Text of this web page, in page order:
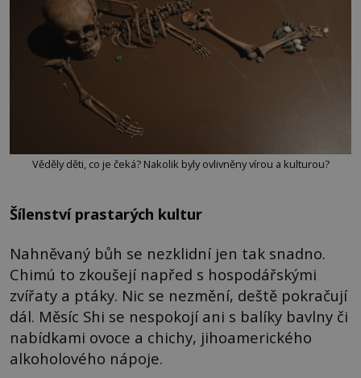
Věděly děti, co je čeká? Nakolik byly ovlivněny vírou a kulturou?
Šílenství prastarých kultur
Nahněvaný bůh se nezklidní jen tak snadno.
Chimú to zkoušejí napřed s hospodářskými
zvířaty a ptáky. Nic se nezmění, deště pokračují
dál. Měsíc Shi se nespokojí ani s balíky bavlny či
nabídkami ovoce a chichy, jihoamerického
alkoholového nápoje.